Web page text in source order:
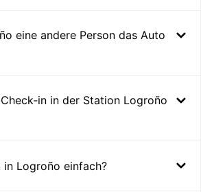
eine andere Person das Auto
in in der Station Logroño
in Logroño einfach?